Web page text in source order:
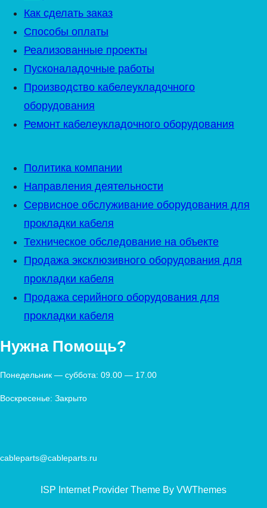
Как сделать заказ
Способы оплаты
Реализованные проекты
Пусконаладочные работы
Производство кабелеукладочного
оборудования
Ремонт кабелеукладочного оборудования
Политика компании
Направления деятельности
Сервисное обслуживание оборудования для
прокладки кабеля
Техническое обследование на объекте
Продажа эксклюзивного оборудования для
прокладки кабеля
Продажа серийного оборудования для
прокладки кабеля
Нужна Помощь?
Понедельник — суббота: 09.00 — 17.00
Воскресенье: Закрыто
cableparts@cableparts.ru
ISP Internet Provider Theme By VWThemes